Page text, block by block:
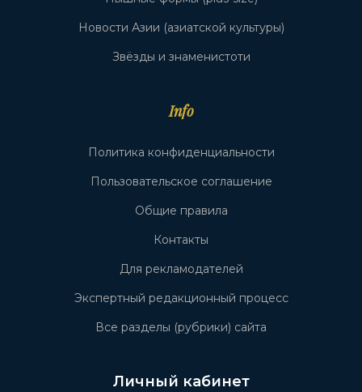
Новости Азии (азиатской культуры)
Звёзды и знаменистоти
Info
Политика конфиденциальности
Пользовательское соглашение
Общие правила
Контакты
Для рекламодателей
Экспертный редакционный процесс
Все разделы (рубрики) сайта
Личный кабинет